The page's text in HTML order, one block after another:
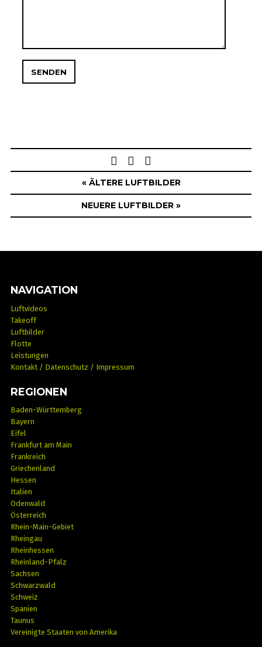
navigation
« ÄLTERE LUFTBILDER
NEUERE LUFTBILDER »
NAVIGATION
Luftvideos
Takeoff
Luftbilder
Flotte
Leistungen
Kontakt / Datenschutz / Impressum
REGIONEN
Baden-Württemberg
Bayern
Eifel
Frankfurt am Main
Frankreich
Griechenland
Hessen
Italien
Odenwald
Österreich
Rhein-Main-Gebiet
Rheingau
Rheinhessen
Rheinland-Pfalz
Sachsen
Schwarzwald
Schweiz
Spanien
Taunus
Vereinigte Staaten von Amerika